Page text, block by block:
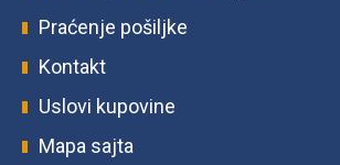
Praćenje pošiljke
Kontakt
Uslovi kupovine
Mapa sajta